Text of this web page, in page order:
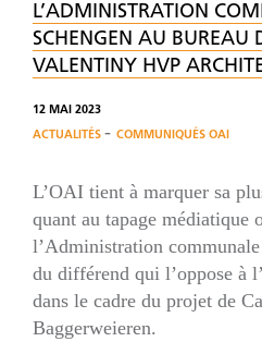
L’ADMINISTRATION
SCHENGEN AU BUREAU
VALENTINY HVP
12 MAI 2023
ACTUALITÉS - COMMUNIQUÉS OAI
L’OAI tient à marquer sa
quant au tapage médiatique
l’Administration
du différend qui l’oppose à
dans le cadre du projet de
Baggerweieren.